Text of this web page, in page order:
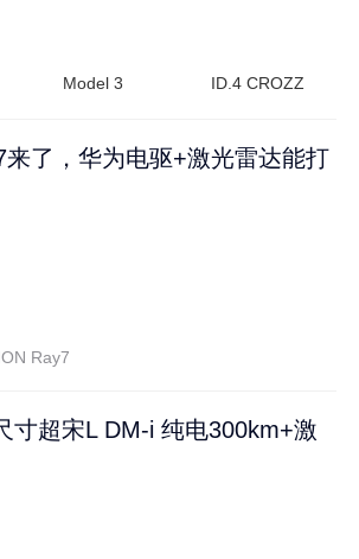
Model 3 ID.4 CROZZ
了，华为电驱+激光雷达能打
Ray7
寸超宋L DM-i 纯电300km+激